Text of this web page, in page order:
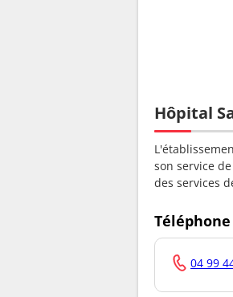
Hôpital
son service
des services
04 99